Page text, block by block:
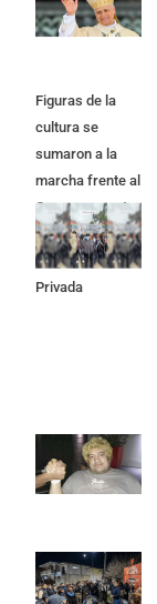
Figuras de la
cultura se
sumaron a la
marcha frente al
Congreso contra
la Ley de
Propiedad
Privada